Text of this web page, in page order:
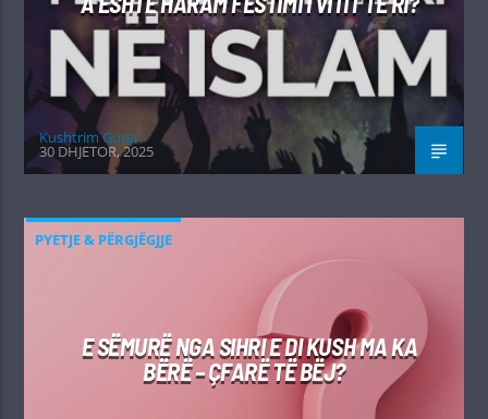
Kushtrim Guraj
30 DHJETOR, 2025
PYETJE & PËRGJËGJJE
E SËMURË NGA SIHRI E DI KUSH MA KA
BËRË – ÇFARË TË BËJ?